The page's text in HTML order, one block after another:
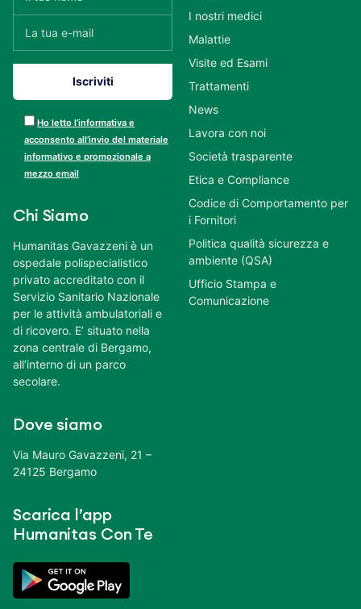
Ho letto l’informativa e
acconsento all’invio del materiale
informativo e promozionale a
mezzo email
Chi Siamo
Humanitas Gavazzeni è un
ospedale polispecialistico
privato accreditato con il
Servizio Sanitario Nazionale
per le attività ambulatoriali e
di ricovero. E’ situato nella
zona centrale di Bergamo,
all’interno di un parco
secolare.
Dove siamo
Via Mauro Gavazzeni, 21 –
24125 Bergamo
Scarica l’app
Humanitas Con Te
I nostri medici
Malattie
Visite ed Esami
Trattamenti
News
Lavora con noi
Società trasparente
Etica e Compliance
Codice di Comportamento per
i Fornitori
Politica qualità sicurezza e
ambiente (QSA)
Ufficio Stampa e
Comunicazione